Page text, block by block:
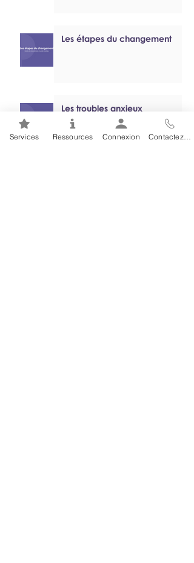
Les étapes du changement
Les troubles anxieux
Services Ressources Connexion Contactez-nous